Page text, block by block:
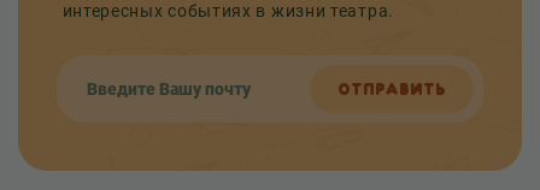
интересных событиях в жизни театра.
ОТПРАВИТЬ